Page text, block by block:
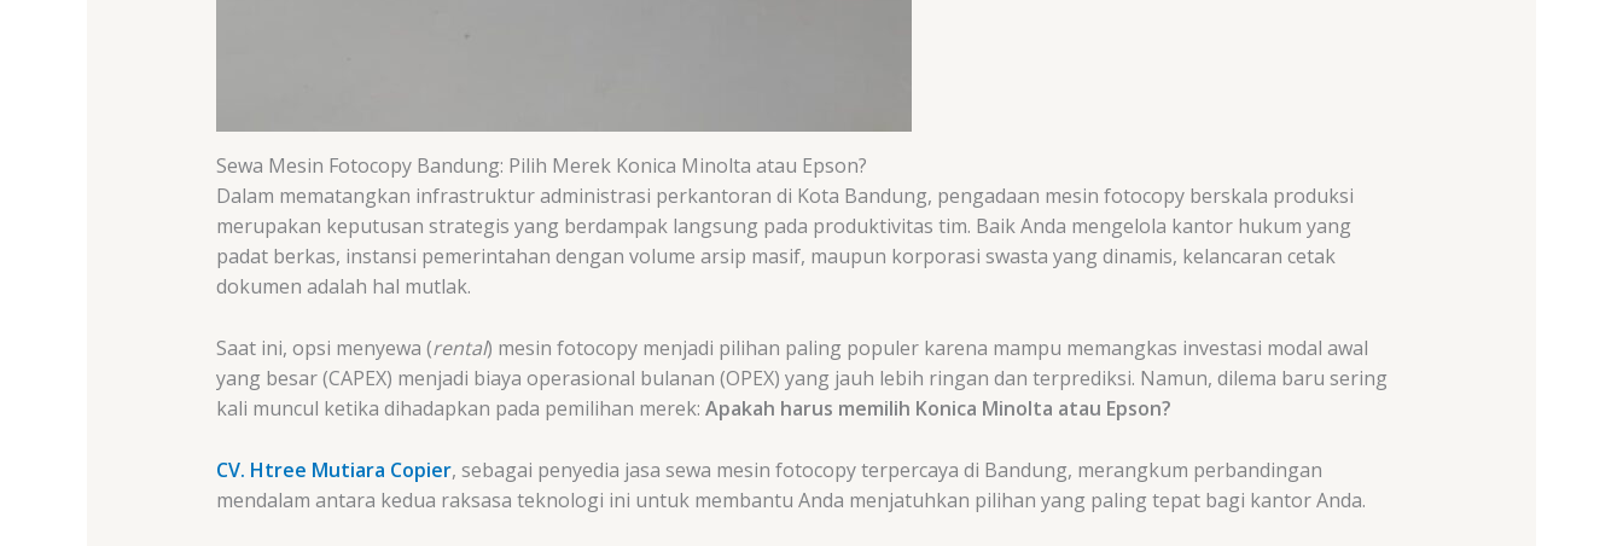
Sewa Mesin Fotocopy Bandung: Pilih Merek Konica Minolta atau Epson?
Dalam mematangkan infrastruktur administrasi perkantoran di Kota Bandung, pengadaan mesin fotocopy berskala produksi
merupakan keputusan strategis yang berdampak langsung pada produktivitas tim. Baik Anda mengelola kantor hukum yang
padat berkas, instansi pemerintahan dengan volume arsip masif, maupun korporasi swasta yang dinamis, kelancaran cetak
dokumen adalah hal mutlak.
Saat ini, opsi menyewa (rental) mesin fotocopy menjadi pilihan paling populer karena mampu memangkas investasi modal awal
yang besar (CAPEX) menjadi biaya operasional bulanan (OPEX) yang jauh lebih ringan dan terprediksi. Namun, dilema baru sering
kali muncul ketika dihadapkan pada pemilihan merek: Apakah harus memilih Konica Minolta atau Epson?
CV. Htree Mutiara Copier, sebagai penyedia jasa sewa mesin fotocopy terpercaya di Bandung, merangkum perbandingan
mendalam antara kedua raksasa teknologi ini untuk membantu Anda menjatuhkan pilihan yang paling tepat bagi kantor Anda.